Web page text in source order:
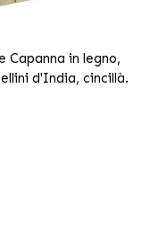
Capanna in legno,
d'India, cincillà.